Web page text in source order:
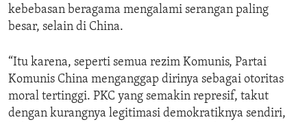
kebebasan beragama mengalami serangan paling
besar, selain di China.
“Itu karena, seperti semua rezim Komunis, Partai
Komunis China menganggap dirinya sebagai otoritas
moral tertinggi. PKC yang semakin represif, takut
dengan kurangnya legitimasi demokratiknya sendiri,